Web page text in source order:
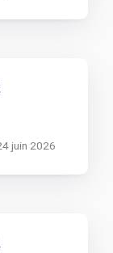
juin 2026